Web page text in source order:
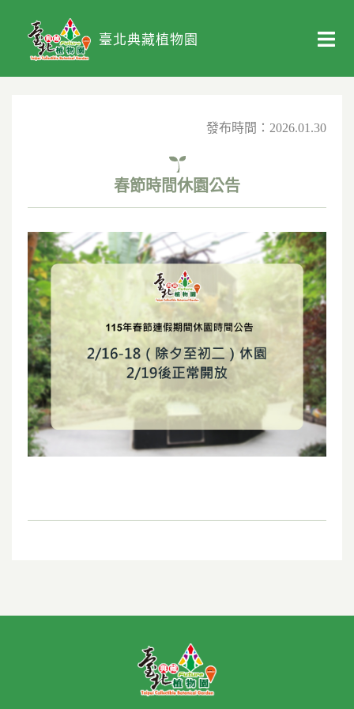
臺北典藏植物園
發布時間：2026.01.30
春節時間休園公告